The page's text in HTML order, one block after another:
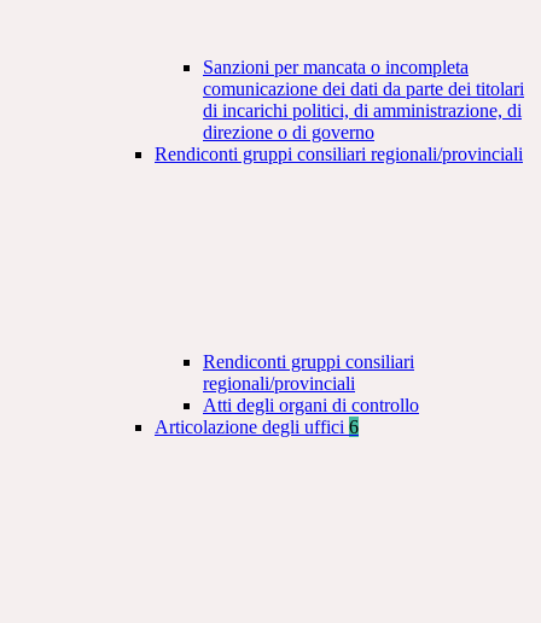
Sanzioni per mancata o incompleta
comunicazione dei dati da parte dei titolari
di incarichi politici, di amministrazione, di
direzione o di governo
Rendiconti gruppi consiliari regionali/provinciali
Rendiconti gruppi consiliari
regionali/provinciali
Atti degli organi di controllo
Articolazione degli uffici 6